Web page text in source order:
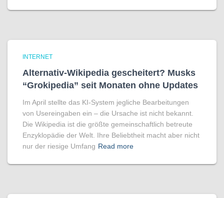
INTERNET
Alternativ-Wikipedia gescheitert? Musks
“Grokipedia” seit Monaten ohne Updates
Im April stellte das KI-System jegliche Bearbeitungen
von Usereingaben ein – die Ursache ist nicht bekannt.
Die Wikipedia ist die größte gemeinschaftlich betreute
Enzyklopädie der Welt. Ihre Beliebtheit macht aber nicht
nur der riesige Umfang Read more